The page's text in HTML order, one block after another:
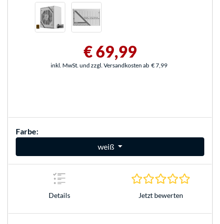
€ 69,99
inkl. MwSt. und zzgl. Versandkosten ab € 7,99
Farbe:
weiß
Details Jetzt bewerten